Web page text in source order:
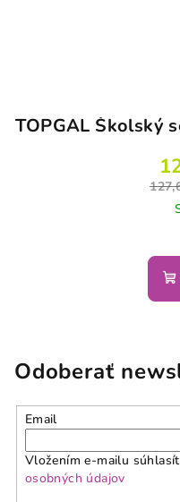
TOPGAL Školský
Odoberať
Email
Vložením e-mailu
osobných údajov